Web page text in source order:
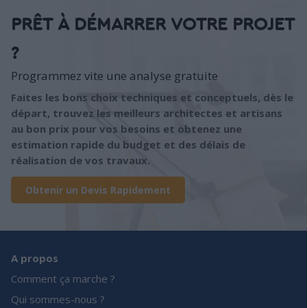
PRÊT À DÉMARRER VOTRE PROJET
?
Programmez vite une analyse gratuite
Faites les bons choix techniques et conceptuels, dès le
départ, trouvez les meilleurs architectes et artisans
au bon prix pour vos besoins et obtenez une
estimation rapide du budget et des délais de
réalisation de vos travaux.
Obtenir un Devis Rapidement
A propos
Comment ça marche ?
Qui sommes-nous ?